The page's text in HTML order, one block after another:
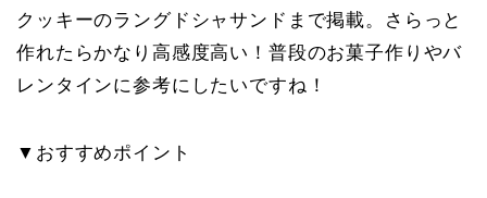
クッキーのラングドシャサンドまで掲載。さらっと
作れたらかなり高感度高い！普段のお菓子作りやバ
レンタインに参考にしたいですね！
▼おすすめポイント